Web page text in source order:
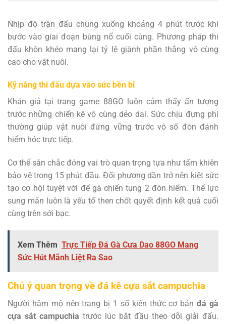
Nhịp độ trận đấu chùng xuống khoảng 4 phút trước khi
bước vào giai đoạn bùng nổ cuối cùng. Phương pháp thi
đấu khôn khéo mang lại tỷ lệ giành phần thắng vô cùng
cao cho vật nuôi.
Kỹ năng thi đấu dựa vào sức bền bỉ
Khán giả tại trang game 88GO luôn cảm thấy ấn tượng
trước những chiến kê vô cùng dẻo dai. Sức chịu đựng phi
thường giúp vật nuôi đứng vững trước vô số đòn đánh
hiểm hóc trực tiếp.
Cơ thể săn chắc đóng vai trò quan trọng tựa như tấm khiên
bảo vệ trong 15 phút đầu. Đối phương dần trở nên kiệt sức
tạo cơ hội tuyệt vời để gà chiến tung 2 đòn hiểm. Thể lực
sung mãn luôn là yếu tố then chốt quyết định kết quả cuối
cùng trên sới bạc.
Xem Thêm Trực Tiếp Đá Gà Cựa Dao 88GO Mang
Sức Hút Mãnh Liệt Ra Sao
Chú ý quan trọng về đá kê cựa sắt campuchia
Người hâm mộ nên trang bị 1 số kiến thức cơ bảnđá gà
cựa sắt campuchia trước lúc bắt đầu theo dõi giải đấu.